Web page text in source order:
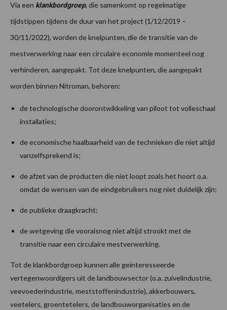
Via een klankbordgroep, die samenkomt op regelmatige
tijdstippen tijdens de duur van het project (1/12/2019 –
30/11/2022), worden de knelpunten, die de transitie van de
mestverwerking naar een circulaire economie momenteel nog
verhinderen, aangepakt. Tot deze knelpunten, die aangepakt
worden binnen Nitroman, behoren:
de technologische doorontwikkeling van piloot tot volleschaal
installaties;
de economische haalbaarheid van de technieken die niet altijd
vanzelfsprekend is;
de afzet van de producten die niet loopt zoals het hoort o.a.
omdat de wensen van de eindgebruikers nog niet duidelijk zijn;
de publieke draagkracht;
de wetgeving die vooralsnog niet altijd strookt met de
transitie naar een circulaire mestverwerking.
Tot de klankbordgroep kunnen alle geïnteresseerde
vertegenwoordigers uit de landbouwsector (o.a. zuivelindustrie,
veevoederindustrie, meststoffenindustrie), akkerbouwers,
veetelers, groentetelers, de landbouworganisaties en de